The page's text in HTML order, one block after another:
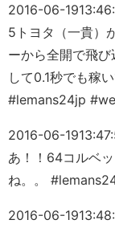
2016-06-19
5トヨタ（一貴）
ーから全開で飛
して0.1秒でも稼
#lemans24jp
2016-06-19
あ！！64コルベ
ね。。
2016-06-19